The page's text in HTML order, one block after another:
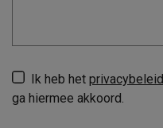
Ik heb het privacybeleid
ga hiermee akkoord.